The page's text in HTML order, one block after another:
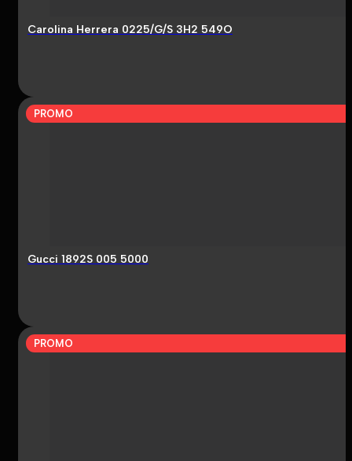
Carolina Herrera 0225/G/S 3H2 549O
PROMO
Gucci 1892S 005 5000
PROMO